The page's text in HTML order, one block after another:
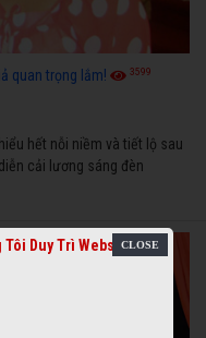
quan trọng lắm! 3599
hết nỗi niềm và tiết lộ sau
cải lương sáng đèn
Tôi Duy Trì Website